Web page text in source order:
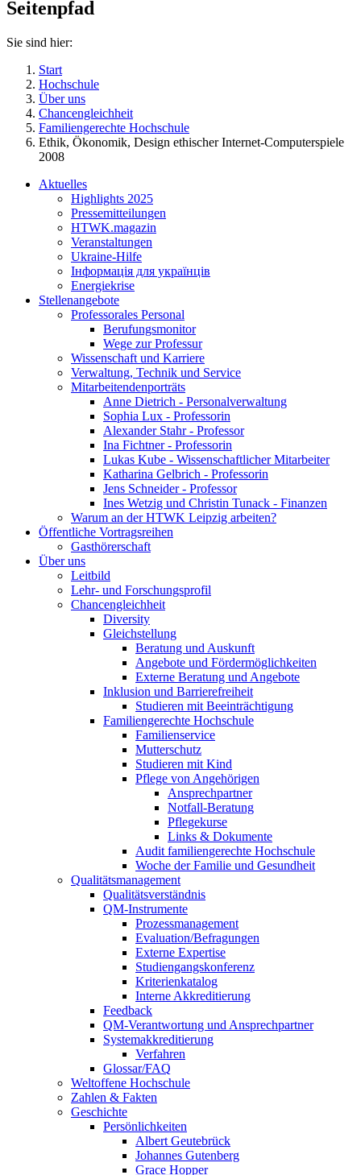
Seitenpfad
Sie sind hier:
Start
Hochschule
Über uns
Chancengleichheit
Familiengerechte Hochschule
Ethik, Ökonomik, Design ethischer Internet-Computerspiele
2008
Aktuelles
Highlights 2025
Pressemitteilungen
HTWK.magazin
Veranstaltungen
Ukraine-Hilfe
Інформація для українців
Energiekrise
Stellenangebote
Professorales Personal
Berufungsmonitor
Wege zur Professur
Wissenschaft und Karriere
Verwaltung, Technik und Service
Mitarbeitendenporträts
Anne Dietrich - Personalverwaltung
Sophia Lux - Professorin
Alexander Stahr - Professor
Ina Fichtner - Professorin
Lukas Kube - Wissenschaftlicher Mitarbeiter
Katharina Gelbrich - Professorin
Jens Schneider - Professor
Ines Wetzig und Christin Tunack - Finanzen
Warum an der HTWK Leipzig arbeiten?
Öffentliche Vortragsreihen
Gasthörerschaft
Über uns
Leitbild
Lehr- und Forschungsprofil
Chancengleichheit
Diversity
Gleichstellung
Beratung und Auskunft
Angebote und Fördermöglichkeiten
Externe Beratung und Angebote
Inklusion und Barrierefreiheit
Studieren mit Beeinträchtigung
Familiengerechte Hochschule
Familienservice
Mutterschutz
Studieren mit Kind
Pflege von Angehörigen
Ansprechpartner
Notfall-Beratung
Pflegekurse
Links & Dokumente
Audit familiengerechte Hochschule
Woche der Familie und Gesundheit
Qualitätsmanagement
Qualitätsverständnis
QM-Instrumente
Prozessmanagement
Evaluation/Befragungen
Externe Expertise
Studiengangskonferenz
Kriterienkatalog
Interne Akkreditierung
Feedback
QM-Verantwortung und Ansprechpartner
Systemakkreditierung
Verfahren
Glossar/FAQ
Weltoffene Hochschule
Zahlen & Fakten
Geschichte
Persönlichkeiten
Albert Geutebrück
Johannes Gutenberg
Grace Hopper